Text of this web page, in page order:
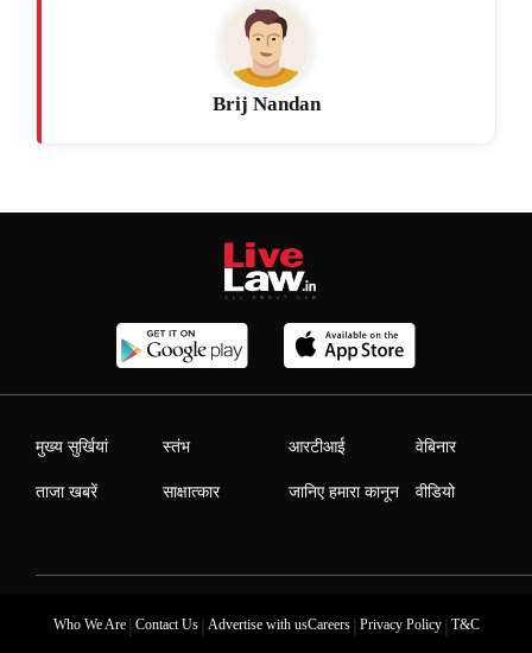
Brij Nandan
मुख्य सुर्खियां
ताजा खबरें
स्तंभ
साक्षात्कार
आरटीआई
जानिए हमारा कानून
वेबिनार
वीडियो
Who We Are| Contact Us| Advertise with usCareers| Privacy Policy| T&C